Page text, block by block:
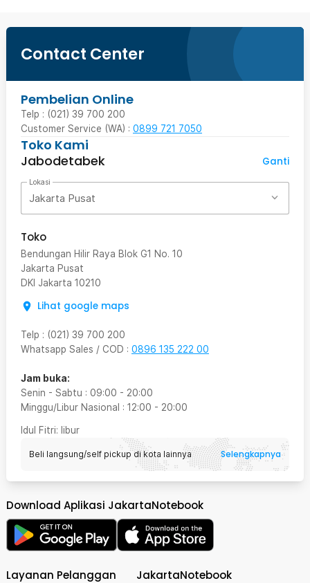
Contact Center
Pembelian Online
Telp : (021) 39 700 200
Customer Service (WA) : 0899 721 7050
Toko Kami
Jabodetabek
Ganti
Lokasi
Jakarta Pusat
Toko
Bendungan Hilir Raya Blok G1 No. 10
Jakarta Pusat
DKI Jakarta 10210
Lihat google maps
Telp : (021) 39 700 200
Whatsapp Sales / COD : 0896 135 222 00
Jam buka:
Senin - Sabtu : 09:00 - 20:00
Minggu/Libur Nasional : 12:00 - 20:00
Idul Fitri: libur
Beli langsung/self pickup di kota lainnya Selengkapnya
Download Aplikasi JakartaNotebook
Layanan Pelanggan JakartaNotebook